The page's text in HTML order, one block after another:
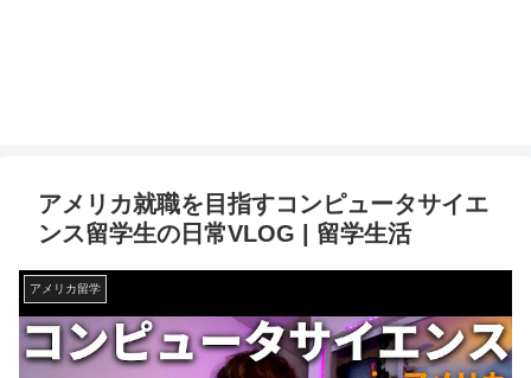
アメリカ就職を目指すコンピュータサイエ
ンス留学生の日常VLOG | 留学生活
アメリカ留学